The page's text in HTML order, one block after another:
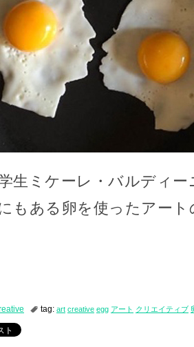
生ミケーレ・バルディ
もある卵を使ったアート
tag: art creative egg アート クリエイティブ